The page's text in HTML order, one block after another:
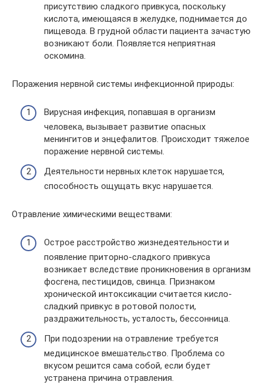
присутствию сладкого привкуса, поскольку
кислота, имеющаяся в желудке, поднимается до
пищевода. В грудной области пациента зачастую
возникают боли. Появляется неприятная
оскомина.
Поражения нервной системы инфекционной природы:
Вирусная инфекция, попавшая в организм
человека, вызывает развитие опасных
менингитов и энцефалитов. Происходит тяжелое
поражение нервной системы.
Деятельности нервных клеток нарушается,
способность ощущать вкус нарушается.
Отравление химическими веществами:
Острое расстройство жизнедеятельности и
появление приторно-сладкого привкуса
возникает вследствие проникновения в организм
фосгена, пестицидов, свинца. Признаком
хронической интоксикации считается кисло-
сладкий привкус в ротовой полости,
раздражительность, усталость, бессонница.
При подозрении на отравление требуется
медицинское вмешательство. Проблема со
вкусом решится сама собой, если будет
устранена причина отравления.